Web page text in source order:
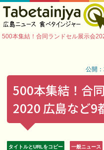
500本集結！合同ランドセル展示会
公開
500本集結！合
2020 広島など9
タイトルとURLをコピー 一般ニュース